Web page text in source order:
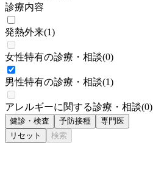
診療内容
発熱外来(1)
女性特有の診療・相談(0)
男性特有の診療・相談(1)
アレルギーに関する診療・相談(0)
健診・検査 予防接種
専門医
リセット
検索